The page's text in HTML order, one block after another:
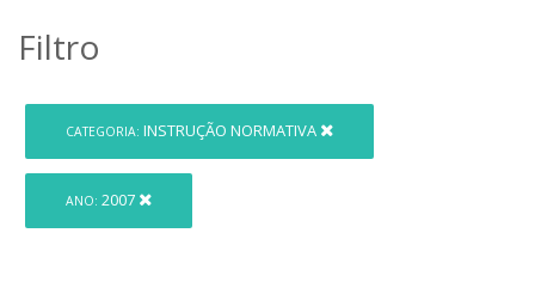
Filtro
CATEGORIA: INSTRUÇÃO NORMATIVA
ANO: 2007